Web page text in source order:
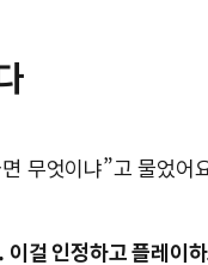
무엇이냐”고 물었어
이걸 인정하고 플레